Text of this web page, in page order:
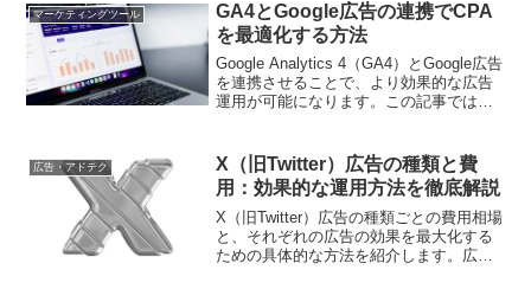
マーケティングツール
GA4とGoogle広告の連携でCPA
を最適化する方法
Google Analytics 4（GA4）とGoogle広告
を連携させることで、より効果的な広告
運用が可能になります。この記事では、
広告・アドテク
X（旧Twitter）広告の種類と費
用：効果的な運用方法を徹底解説
X（旧Twitter）広告の種類ごとの費用相場
と、それぞれの広告の効果を最大化する
ための具体的な方法を紹介します。広告